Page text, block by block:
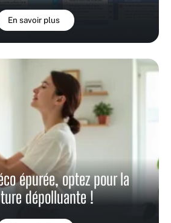
En savoir plus
épurée, optez pour la
dépolluante !